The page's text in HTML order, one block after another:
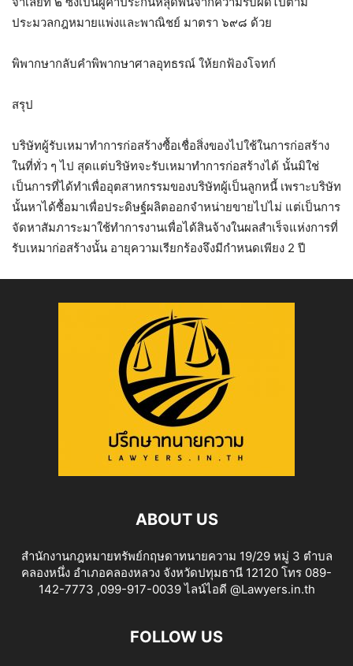
ประมวลกฎหมายแพ่งและพาณิชย์ มาตรา ๖๙๘ ด้วย
พิพากษากลับคำพิพากษาศาลอุทธรณ์ ให้ยกฟ้องโจทก์
สรุป
บริษัทผู้รับเหมาทำการก่อสร้างซื้อเชื่อสิ่งของไปใช้ในการก่อสร้าง
ในที่ทั่ว ๆ ไป สุดแต่บริษัทจะรับเหมาทำการก่อสร้างได้ นั้นมิใช่
เป็นการที่ได้ทำเพื่ออุตสาหกรรมของบริษัทผู้เป็นลูกหนี้ เพราะบริษัท
นั้นหาได้ซื้อมาเพื่อประดิษฐ์ผลิตออกจำหน่ายขายไปไม่ แต่เป็นการ
จัดหาสัมภาระมาใช้ทำการงานเพื่อได้สินจ้างในผลสำเร็จแห่งการที่
รับเหมาก่อสร้างนั้น อายุความเรียกร้องจึงมีกำหนดเพียง 2 ปี
ABOUT US
สำนักงานกฎหมายทรัพย์กฤษดาทนายความ 19/29 หมู่ 3 ตำบล
คลองหนึ่ง อำเภอคลองหลวง จังหวัดปทุมธานี 12120 โทร 089-
142-7773 ,099-917-0039 ไลน์ไอดี @Lawyers.in.th
FOLLOW US